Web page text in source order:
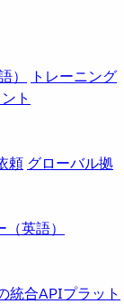
）
トレーニング
ト
頼 グローバル拠
英語）
統合APIプラット